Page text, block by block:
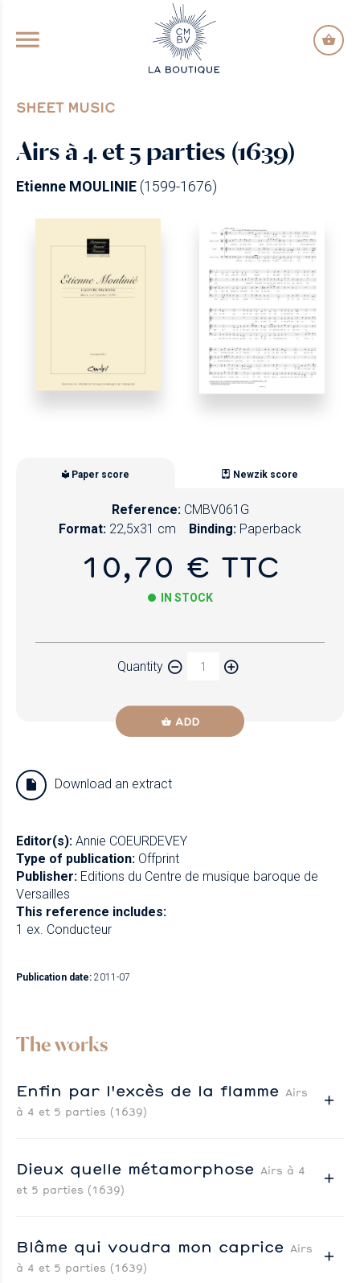
GO TO PRINCIPAL CONTENT
SHEET MUSIC
Airs à 4 et 5 parties (1639)
Etienne MOULINIE(1599-1676)
Paper score Newzik score
Reference: CMBV061G
Format: 22,5x31 cm Binding: Paperback
10,70 € TTC
IN STOCK
Quantity
ADD
Download an extract
Editor(s): Annie COEURDEVEY
Type of publication: Offprint
Publisher: Editions du Centre de musique baroque de
Versailles
This reference includes:
1 ex. Conducteur
Publication date: 2011-07
The works
Enfin par l'excès de la flamme Airs
à 4 et 5 parties (1639)
Dieux quelle métamorphose Airs à 4
et 5 parties (1639)
Blâme qui voudra mon caprice Airs
à 4 et 5 parties (1639)